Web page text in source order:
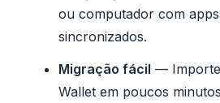
ou computador com
sincronizados.
Migração fácil — Importe
Wallet em poucos